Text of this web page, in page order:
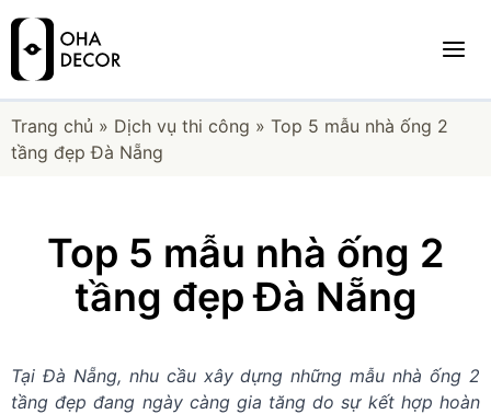
Trang chủ » Dịch vụ thi công » Top 5 mẫu nhà ống 2
tầng đẹp Đà Nẵng
Top 5 mẫu nhà ống 2
tầng đẹp Đà Nẵng
Tại Đà Nẵng, nhu cầu xây dựng những mẫu nhà ống 2
tầng đẹp đang ngày càng gia tăng do sự kết hợp hoàn